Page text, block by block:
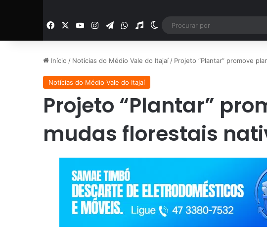
Facebook YouTubeInstagramTelegramWhatsApp
Rádio Switch skin
Início / Notícias do Médio Vale do Itajaí / Projeto “Plantar” promove
Notícias do Médio Vale do Itajaí
Projeto “Plantar”
mudas florestais